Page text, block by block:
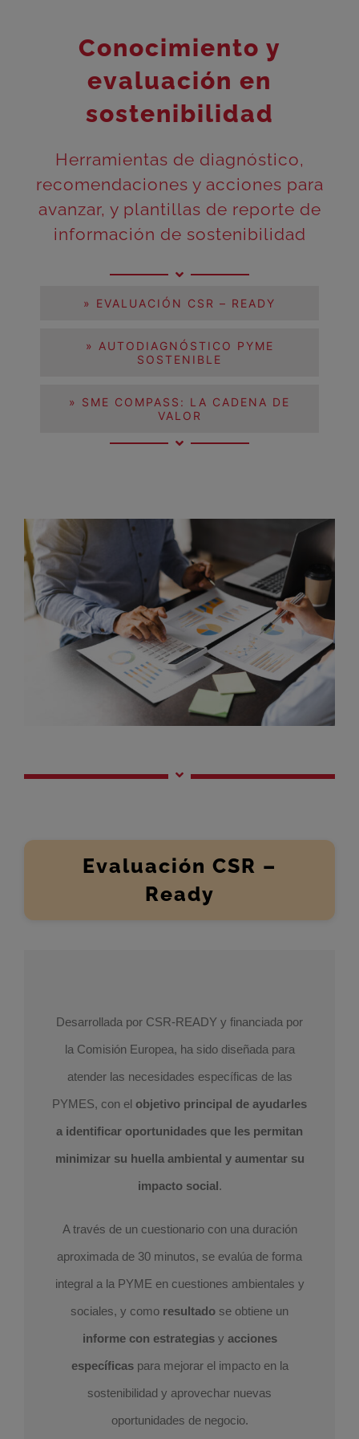
Conocimiento y
evaluación en
sostenibilidad
Herramientas de diagnóstico,
recomendaciones y acciones para
avanzar, y plantillas de reporte de
información de sostenibilidad
» EVALUACIÓN CSR – READY
» AUTODIAGNÓSTICO PYME
SOSTENIBLE
» SME COMPASS: LA CADENA DE
VALOR
Evaluación CSR –
Ready
Desarrollada por CSR-READY y financiada por
la Comisión Europea, ha sido diseñada para
atender las necesidades específicas de las
PYMES, con el objetivo principal de ayudarles
a identificar oportunidades que les permitan
minimizar su huella ambiental y aumentar su
impacto social.
A través de un cuestionario con una duración
aproximada de 30 minutos, se evalúa de forma
integral a la PYME en cuestiones ambientales y
sociales, y como resultado se obtiene un
informe con estrategiasy acciones
específicaspara mejorar el impacto en la
sostenibilidad y aprovechar nuevas
oportunidades de negocio.